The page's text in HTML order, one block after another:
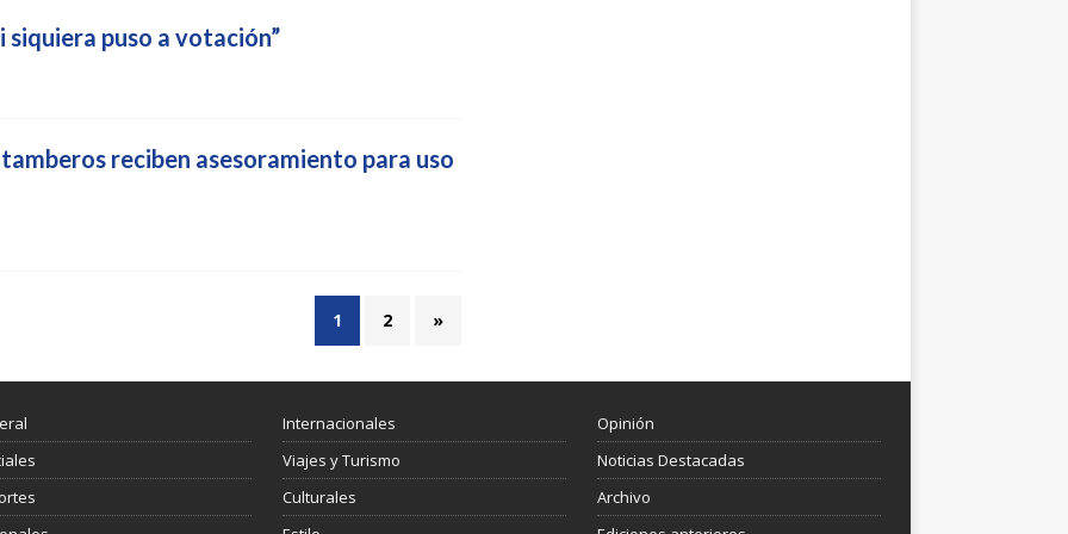
siquiera puso a votación”
reciben asesoramiento para uso
1 2 »
Internacionales
Viajes y Turismo
Culturales
Opinión
Noticias Destacadas
Archivo